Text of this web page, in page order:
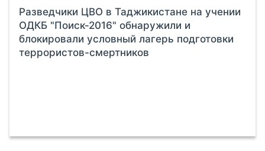
Разведчики ЦВО в Таджикистане на учении
ОДКБ "Поиск-2016" обнаружили и
блокировали условный лагерь подготовки
террористов-смертников